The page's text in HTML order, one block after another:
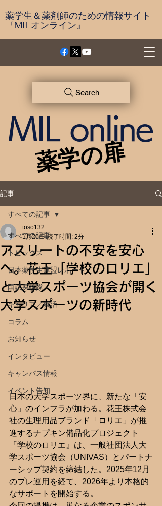
薬学生＆薬剤師のための情報サイト
『MILオンライン』
薬学の扉
薬学の扉
MIL online
Search
記事
すべての記事
トピックス
日本薬学生連盟レポート
国試探検隊
キャリア／就活
コラム
お知らせ
インタビュー
キャンパス情報
イベント告知
すべての記事
アスリートの不安を安心
へ。花王「学校のロリエ」
と大学スポーツ協会が開く
大学スポーツの新時代
toso132
1月20日 読了時間: 2分
日本の大学スポーツ界に、新たな「安
心」のインフラが加わる。花王株式会
社の生理用品ブランド「ロリエ」が推
進するナプキン備品化プロジェクト
『学校のロリエ』は、一般社団法人大
学スポーツ協会（UNIVAS）とパートナ
ーシップ契約を締結した。2025年12月
のプレ運用を経て、2026年より本格的
なサポートを開始する。